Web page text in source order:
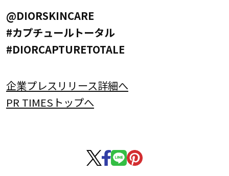
@DIORSKINCARE
#カプチュールトータル
#DIORCAPTURETOTALE
企業プレスリリース詳細へ
PR TIMESトップへ